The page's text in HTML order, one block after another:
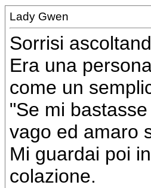
Lady Gwen
Sorrisi
Era una
come un
"Se mi
vago ed amaro
Mi guardai poi
colazione.